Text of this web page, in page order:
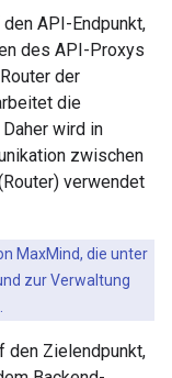
API-Endpunkt,
des API-Proxys
der
die
wird in
zwischen
verwendet
MaxMind, die unter
zur Verwaltung
den Zielendpunkt,